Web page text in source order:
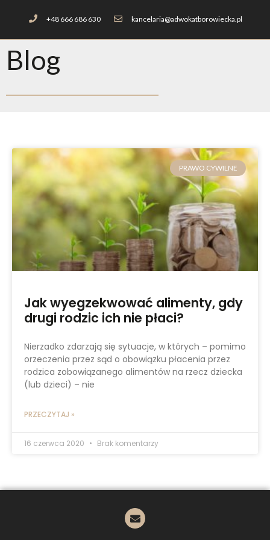
+48 666 686 630 kancelaria@adwokatborowiecka.pl
Blog
PRAWO CYWILNE
Jak wyegzekwować alimenty, gdy
drugi rodzic ich nie płaci?
Nierzadko zdarzają się sytuacje, w których – pomimo
orzeczenia przez sąd o obowiązku płacenia przez
rodzica zobowiązanego alimentów na rzecz dziecka
(lub dzieci) – nie
PRZECZYTAJ »
16 czerwca 2020 Brak komentarzy